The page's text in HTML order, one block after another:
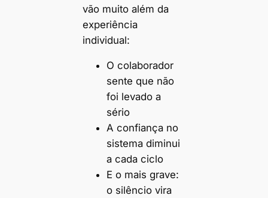
vão muito além da
experiência
individual:
O colaborador
sente que não
foi levado a
sério
A confiança no
sistema diminui
a cada ciclo
E o mais grave:
o silêncio vira